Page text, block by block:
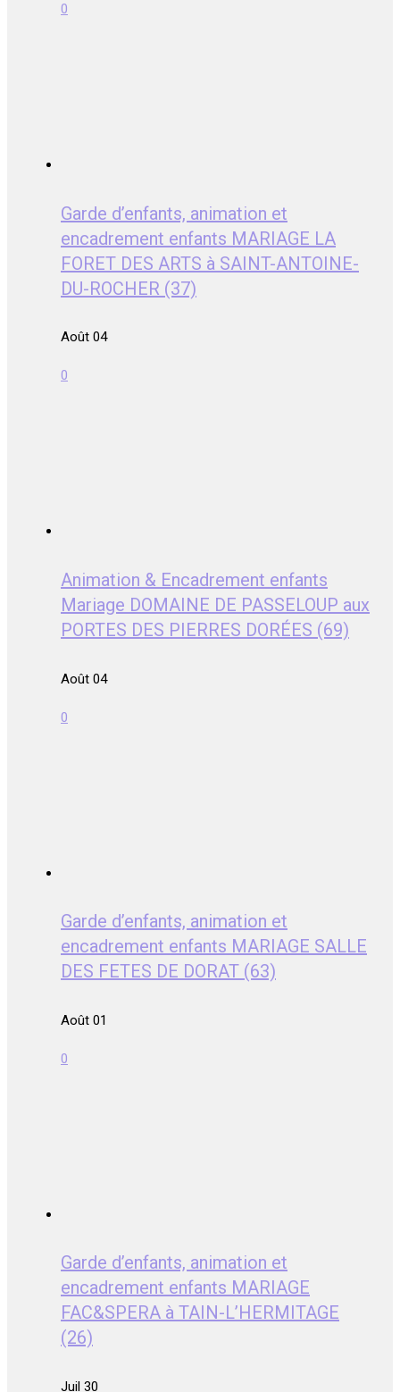
0
Garde d’enfants, animation et
encadrement enfants MARIAGE LA
FORET DES ARTS à SAINT-ANTOINE-
DU-ROCHER (37)
Août 04
0
Animation & Encadrement enfants
Mariage DOMAINE DE PASSELOUP aux
PORTES DES PIERRES DORÉES (69)
Août 04
0
Garde d’enfants, animation et
encadrement enfants MARIAGE SALLE
DES FETES DE DORAT (63)
Août 01
0
Garde d’enfants, animation et
encadrement enfants MARIAGE
FAC&SPERA à TAIN-L’HERMITAGE
(26)
Juil 30